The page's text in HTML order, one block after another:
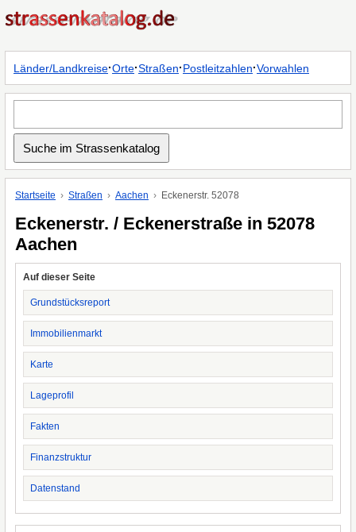
Länder/Landkreise·Orte·Straßen·Postleitzahlen·Vorwahlen
Startseite Straßen Aachen Eckenerstr. 52078
Eckenerstr. / Eckenerstraße in 52078
Aachen
Auf dieser Seite
Grundstücksreport
Immobilienmarkt
Karte
Lageprofil
Fakten
Finanzstruktur
Datenstand